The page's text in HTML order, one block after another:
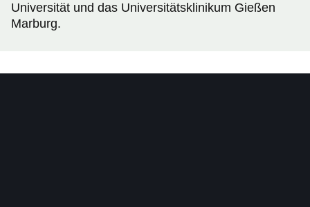
Universität und das Universitätsklinikum Gießen
Marburg.